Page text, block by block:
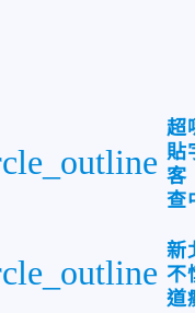
超
貼
客
查
新
不
道